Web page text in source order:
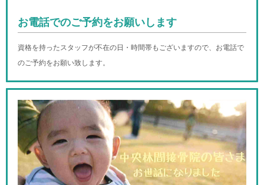
お電話でのご予約をお願いします
資格を持ったスタッフが不在の日・時間帯もございますので、お電話で
のご予約をお願い致します。